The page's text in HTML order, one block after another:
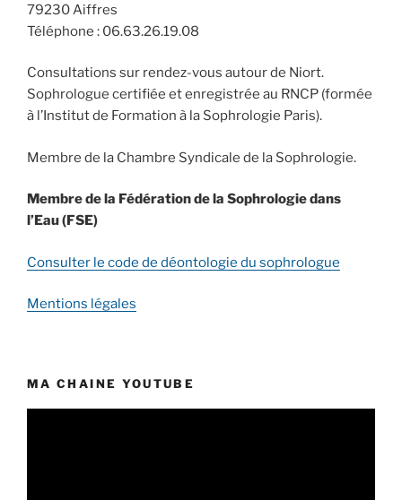
79230 Aiffres
Téléphone : 06.63.26.19.08
Consultations sur rendez-vous autour de Niort.
Sophrologue certifiée et enregistrée au RNCP (formée
à l’Institut de Formation à la Sophrologie Paris).
Membre de la Chambre Syndicale de la Sophrologie.
Membre de la Fédération de la Sophrologie dans
l’Eau (FSE)
Consulter le code de déontologie du sophrologue
Mentions légales
MA CHAINE YOUTUBE